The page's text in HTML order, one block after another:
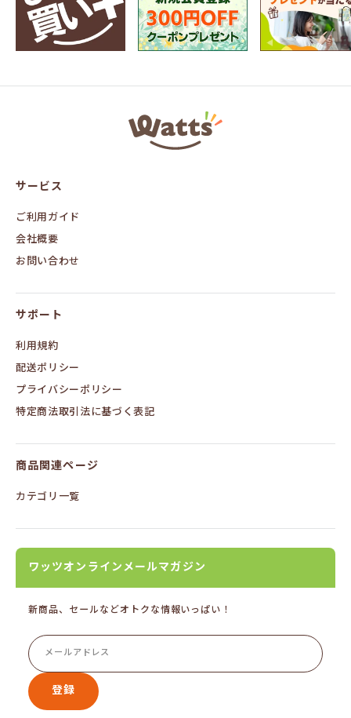
ワ
ッ
サービス
ご利用ガイド
会社概要
お問い合わせ
サポート
利用規約
配送ポリシー
プライバシーポリシー
特定商法取引法に基づく表記
商品関連ページ
カテゴリ一覧
ワッツオンラインメールマガジン
新商品、セールなどオトクな情報いっぱい！
登録